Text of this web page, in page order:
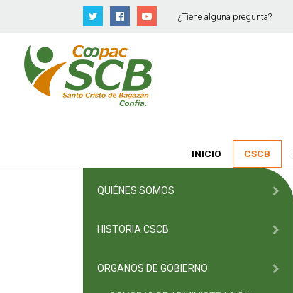
¿Tiene alguna pregunta?
INICIO CSCB
QUIÉNES SOMOS
HISTORIA CSCB
ORGANOS DE GOBIERNO